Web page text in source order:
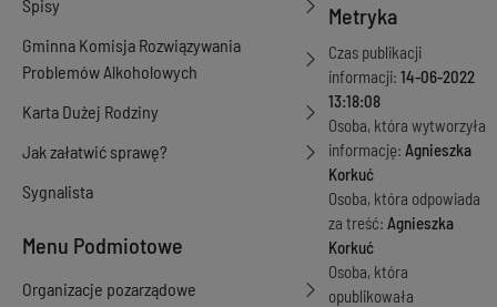
Spisy
Gminna Komisja Rozwiązywania
Problemów Alkoholowych
Karta Dużej Rodziny
Jak załatwić sprawę?
Sygnalista
Menu Podmiotowe
Organizacje pozarządowe
Metryka
Czas publikacji
informacji: 14-06-2022
13:18:08
Osoba, która wytworzyła
informację: Agnieszka
Korkuć
Osoba, która odpowiada
za treść: Agnieszka
Korkuć
Osoba, która
opublikowała